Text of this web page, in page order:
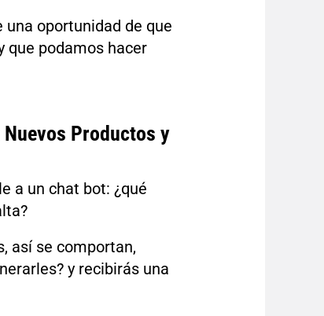
oportunidad de que
que podamos hacer
Productos y
a un chat bot: ¿qué
así se comportan,
y recibirás una